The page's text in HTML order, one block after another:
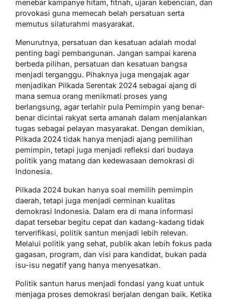
menebar kampanye hitam, fitnah, ujaran kebencian, dan
provokasi guna memecah belah persatuan serta
memutus silaturahmi masyarakat.
Menurutnya, persatuan dan kesatuan adalah modal
penting bagi pembangunan. Jangan sampai karena
berbeda pilihan, persatuan dan kesatuan bangsa
menjadi terganggu. Pihaknya juga mengajak agar
menjadikan Pilkada Serentak 2024 sebagai ajang di
mana semua orang menikmati proses yang
berlangsung, agar terlahir pula Pemimpin yang benar-
benar dicintai rakyat serta amanah dalam menjalankan
tugas sebagai pelayan masyarakat. Dengan demikian,
Pilkada 2024 tidak hanya menjadi ajang pemilihan
pemimpin, tetapi juga menjadi refleksi dari budaya
politik yang matang dan kedewasaan demokrasi di
Indonesia.
Pilkada 2024 bukan hanya soal memilih pemimpin
daerah, tetapi juga menjadi cerminan kualitas
demokrasi Indonesia. Dalam era di mana informasi
dapat tersebar begitu cepat dan kadang-kadang tidak
terverifikasi, politik santun menjadi lebih relevan.
Melalui politik yang sehat, publik akan lebih fokus pada
gagasan, program, dan visi para kandidat, bukan pada
isu-isu negatif yang hanya menyesatkan.
Politik santun harus menjadi fondasi yang kuat untuk
menjaga proses demokrasi berjalan dengan baik. Ketika